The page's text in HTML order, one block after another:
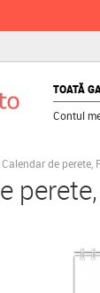
TOATĂ
Contul
Calendar de perete,